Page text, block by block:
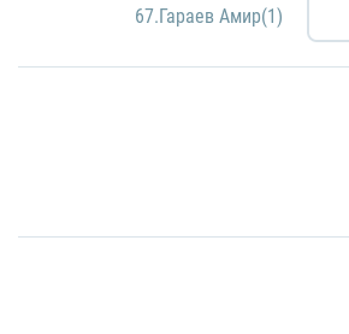
67.Гараев Амир(1)